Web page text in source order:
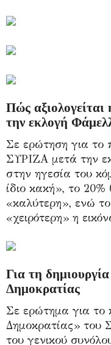
Πώς
την εκλογή
Σε ερώτηση για το
ΣΥΡΙΖΑ μετά την
στην ηγεσία του
ίδιο κακή», το 20%
«καλύτερη», ενώ
«χειρότερη» η
Για τη
Δημοκρατίας
Σε ερώτημα για το
Δημοκρατίας» του
του γενικού